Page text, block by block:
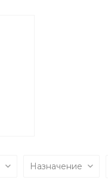
Назначение